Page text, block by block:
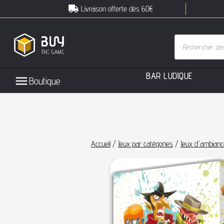
Livraison offerte dès 60€
Boutique BAR LUDIQUE
Accueil / Jeux par catégories / Jeux